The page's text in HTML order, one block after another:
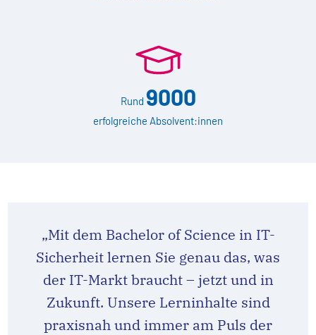
Rund 9000
erfolgreiche Absolvent:innen
„Mit dem Bachelor of Science in IT-
Sicherheit lernen Sie genau das, was
der IT-Markt braucht – jetzt und in
Zukunft. Unsere Lerninhalte sind
praxisnah und immer am Puls der